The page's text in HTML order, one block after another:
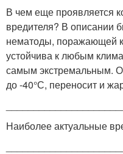
В чем еще проявляется
вредителя? В описании
нематоды, поражающей
устойчива к любым
самым экстремальным.
до -40°С, переносит и
Наиболее актуальные